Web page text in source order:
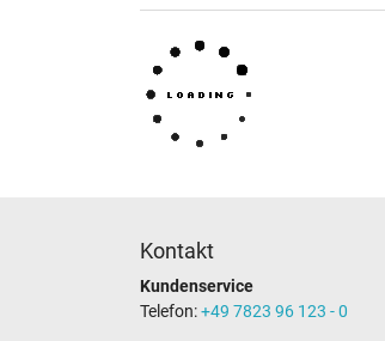
Kontakt
Kundenservice
Telefon:+49 7823 96 123 - 0